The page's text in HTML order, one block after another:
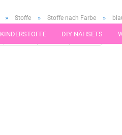
KINDERSTOFFE DIY NÄHSETS
» Stoffe » Stoffe nach Farbe »
« zurück weiter » Letzter »